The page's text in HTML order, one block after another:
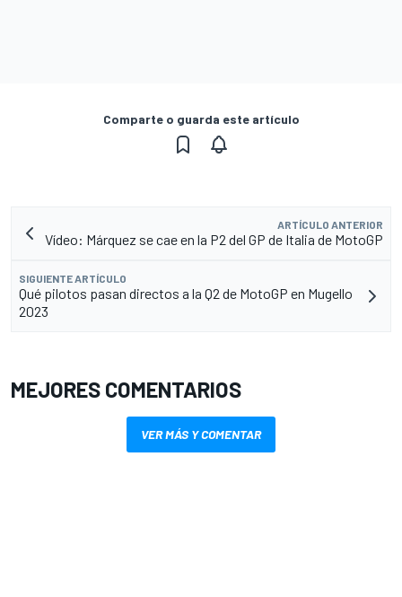
Comparte o guarda este artículo
ARTÍCULO ANTERIOR
Vídeo: Márquez se cae en la P2 del GP de Italia de MotoGP
SIGUIENTE ARTÍCULO
Qué pilotos pasan directos a la Q2 de MotoGP en Mugello
2023
MEJORES COMENTARIOS
VER MÁS Y COMENTAR